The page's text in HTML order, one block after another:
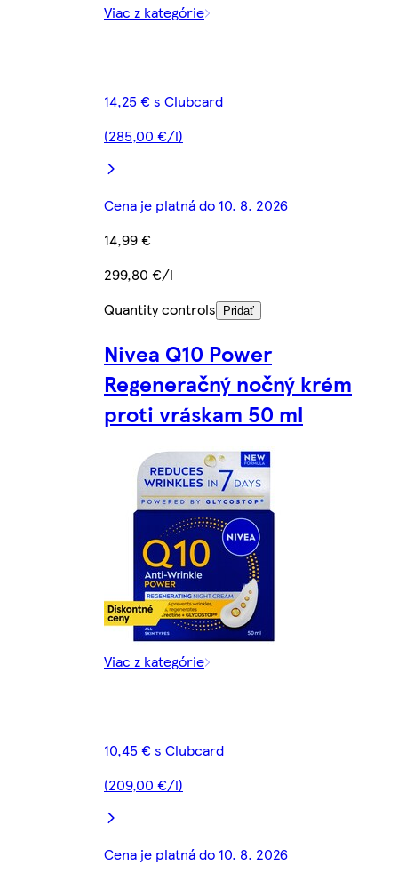
Viac z kategórie
14,25 € s Clubcard
(285,00 €/l)
Cena je platná do 10. 8. 2026
14,99 €
299,80 €/l
Quantity controls
Pridať
Nivea Q10 Power
Regeneračný nočný krém
proti vráskam 50 ml
Viac z kategórie
10,45 € s Clubcard
(209,00 €/l)
Cena je platná do 10. 8. 2026